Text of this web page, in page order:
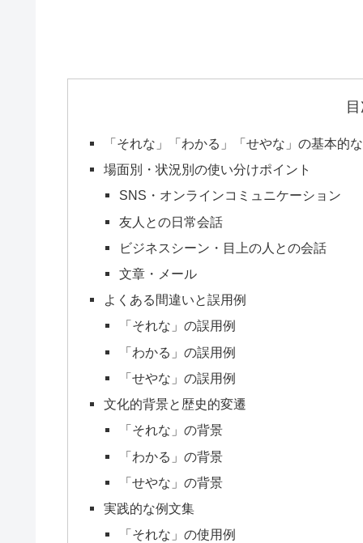
「それな」「わかる」「せやな」の基本的
場面別・状況別の使い分けポイント
SNS・オンラインコミュニケーション
友人との日常会話
ビジネスシーン・目上の人との会話
文章・メール
よくある間違いと誤用例
「それな」の誤用例
「わかる」の誤用例
「せやな」の誤用例
文化的背景と歴史的変遷
「それな」の背景
「わかる」の背景
「せやな」の背景
実践的な例文集
「それな」の使用例